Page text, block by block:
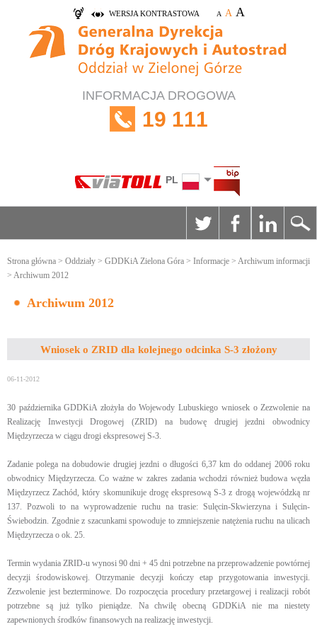
WERSJA KONTRASTOWA A A A
INFORMACJA DROGOWA
19 111
PL
Strona główna > Oddziały > GDDKiA Zielona Góra > Informacje > Archiwum informacji
> Archiwum 2012
Archiwum 2012
Wniosek o ZRID dla kolejnego odcinka S-3 złożony
06-11-2012
30 października GDDKiA złożyła do Wojewody Lubuskiego wniosek o Zezwolenie na
Realizację Inwestycji Drogowej (ZRID) na budowę drugiej jezdni obwodnicy
Międzyrzecza w ciągu drogi ekspresowej S-3.
Zadanie polega na dobudowie drugiej jezdni o długości 6,37 km do oddanej 2006 roku
obwodnicy Międzyrzecza. Co ważne w zakres zadania wchodzi również budowa węzła
Międzyrzecz Zachód, który skomunikuje drogę ekspresową S-3 z drogą wojewódzką nr
137. Pozwoli to na wyprowadzenie ruchu na trasie: Sulęcin-Skwierzyna i Sulęcin-
Świebodzin. Zgodnie z szacunkami spowoduje to zmniejszenie natężenia ruchu na ulicach
Międzyrzecza o ok. 25.
Termin wydania ZRID-u wynosi 90 dni + 45 dni potrzebne na przeprowadzenie powtórnej
decyzji środowiskowej. Otrzymanie decyzji kończy etap przygotowania inwestycji.
Zezwolenie jest bezterminowe. Do rozpoczęcia procedury przetargowej i realizacji robót
potrzebne są już tylko pieniądze. Na chwilę obecną GDDKiA nie ma niestety
zapewnionych środków finansowych na realizację inwestycji.